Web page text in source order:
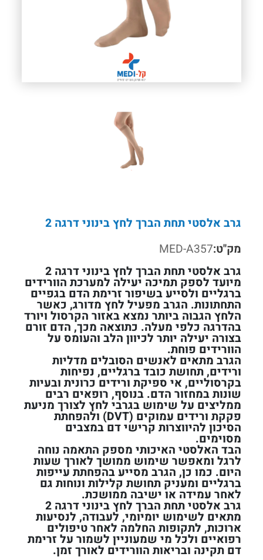
גרב אלסטי תחת הברך לחץ בינוני דרגה 2
מק"ט:MED-A357
גרב אלסטי תחת הברך לחץ בינוני דרגה 2
מיועד לספק תמיכה יעילה למערכת הוורידים
ברגליים ולסייע בשיפור זרימת הדם בגפיים
התחתונות. הגרב מפעיל לחץ מדורג, כאשר
הלחץ הגבוה ביותר נמצא באזור הקרסול ויורד
בהדרגה כלפי מעלה. כתוצאה מכך, הדם זורם
בצורה יעילה יותר לכיוון הלב והעומס על
הוורידים פוחת.
הגרב מתאים לאנשים הסובלים מדליות
ורידים, תחושת כובד ברגליים, נפיחות
בקרסוליים, אי ספיקת ורידים כרונית ובעיות
שונות במחזור הדם. בנוסף, רופאים רבים
ממליצים על שימוש בגרבי לחץ לצורך מניעת
פקקת ורידים עמוקים (DVT) ולהפחתת
הסיכון להיווצרות קרישי דם במצבים
מסוימים.
הבד האלסטי האיכותי מספק התאמה נוחה
לרגל ומאפשר שימוש ממושך לאורך שעות
היום. כמו כן, הגרב מסייע בהפחתת עייפות
ברגליים ומעניק תחושת קלילות ונוחות גם
לאחר עמידה או ישיבה ממושכת.
גרב אלסטי תחת הברך לחץ בינוני דרגה 2
מתאים לשימוש יומיומי, לעבודה, לנסיעות
ארוכות, לתקופות החלמה לאחר טיפולים
רפואיים ולכל מי שמעוניין לשמור על זרימת
דם תקינה ובריאות הוורידים לאורך זמן.